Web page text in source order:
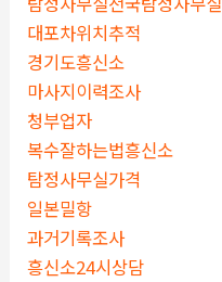
대포차위치추적
경기도흥신소
마사지이력조사
청부업자
복수잘하는법흥신소
탐정사무실가격
일본밀항
과거기록조사
흥신소24시상담